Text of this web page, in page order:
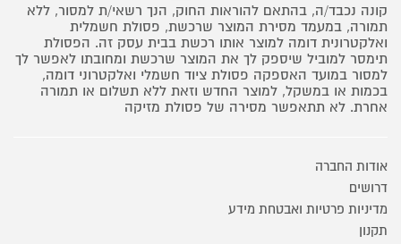
קונה נכבד/ה, בהתאם להוראות החוק, הנך רשאי/ת למסור, ללא
תמורה, במעמד מסירת המוצר שרכשת, פסולת חשמלית
ואלקטרונית דומה למוצר אותו רכשת בבית עסק זה. הפסולת
תימסר למוביל שיספק לך את המוצר שרכשת ומחובתו לאפשר לך
למסור במועד האספקה פסולת ציוד חשמלי ואלקטרוני דומה,
בכמות או במשקל, למוצר החדש וזאת ללא תשלום או תמורה
אחרת. לא תתאפשר מסירה של פסולת מזיקה
אודות החברה
דרושים
מדיניות פרטיות ואבטחת מידע
תקנון